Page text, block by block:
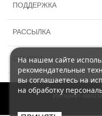
ПОДДЕРЖКА
РАССЫЛКА
ССЫЛКИ
На нашем сайте
рекомендательные
вы соглашаетесь на
на обработку
Интернет-